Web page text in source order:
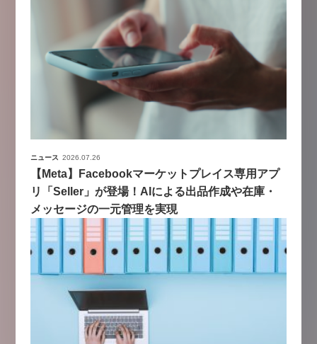
ニュース 2026.07.26
【Meta】Facebookマーケットプレイス専用アプ
リ「Seller」が登場！AIによる出品作成や在庫・
メッセージの一元管理を実現